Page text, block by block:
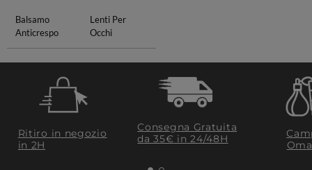
Balsamo
Anticrespo
Lenti Per
Occhi
Ritiro in negozio
in 2H
Consegna Gratuita
da 35€​ in 24/48H